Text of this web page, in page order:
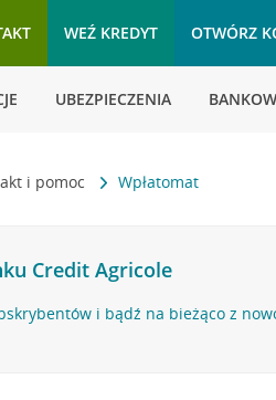
WEŹ KREDYT OTWÓRZ
UBEZPIECZENIA
i pomoc Wpłatomat
Credit Agricole
i bądź na bieżąco z